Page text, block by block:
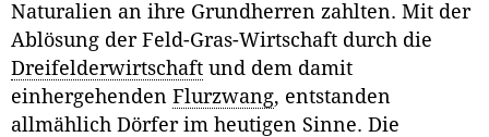
Naturalien an ihre Grundherren zahlten. Mit der
Ablösung der Feld-Gras-Wirtschaft durch die
Dreifelderwirtschaft und dem damit
einhergehenden Flurzwang, entstanden
allmählich Dörfer im heutigen Sinne. Die